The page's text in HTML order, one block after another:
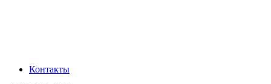
Контакты